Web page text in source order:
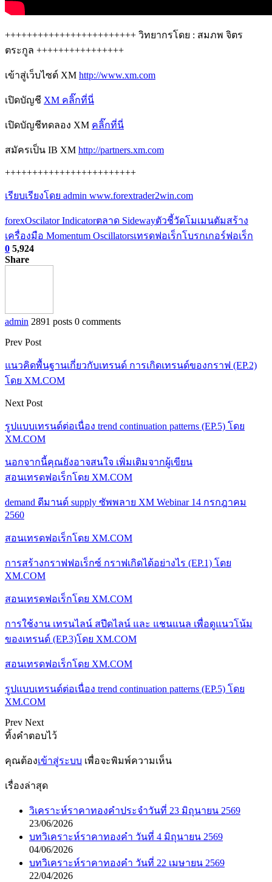
++++++++++++++++++++++++ วิทยากรโดย : สมภพ จิตร
ตระกูล ++++++++++++++++
เข้าสู่เว็บไซต์ XM http://www.xm.com
เปิดบัญชี XM คลิ๊กที่นี่
เปิดบัญชีทดลอง XM คลิ๊กที่นี่
สมัครเป็น IB XM http://partners.xm.com
++++++++++++++++++++++++
เรียบเรียงโดย admin www.forextrader2win.com
forexOscilator Indicatorตลาด Sidewayตัวชี้วัดโมเมนตัมสร้าง
เครื่องมือ Momentum Oscillatorsเทรดฟอเร็กโบรกเกอร์ฟอเร็ก
0 5,924
Share
admin 2891 posts 0 comments
Prev Post
แนวคิดพื้นฐานเกี่ยวกับเทรนด์ การเกิดเทรนด์ของกราฟ (EP.2)
โดย XM.COM
Next Post
รูปแบบเทรนด์ต่อเนื่อง trend continuation patterns (EP.5) โดย
XM.COM
นอกจากนี้คุณยังอาจสนใจ เพิ่มเติมจากผู้เขียน
สอนเทรดฟอเร็กโดย XM.COM
demand ดีมานด์ supply ซัพพลาย XM Webinar 14 กรกฎาคม
2560
สอนเทรดฟอเร็กโดย XM.COM
การสร้างกราฟฟอเร็กซ์ กราฟเกิดได้อย่างไร (EP.1) โดย
XM.COM
สอนเทรดฟอเร็กโดย XM.COM
การใช้งาน เทรนไลน์ สปีดไลน์ และ แชนแนล เพื่อดูแนวโน้ม
ของเทรนด์ (EP.3)โดย XM.COM
สอนเทรดฟอเร็กโดย XM.COM
รูปแบบเทรนด์ต่อเนื่อง trend continuation patterns (EP.5) โดย
XM.COM
Prev Next
ทิ้งคำตอบไว้
คุณต้องเข้าสู่ระบบ เพื่อจะพิมพ์ความเห็น
เรื่องล่าสุด
วิเคราะห์ราคาทองคำประจำวันที่ 23 มิถุนายน 2569
23/06/2026
บทวิเคราะห์ราคาทองคำ วันที่ 4 มิถุนายน 2569
04/06/2026
บทวิเคราะห์ราคาทองคำ วันที่ 22 เมษายน 2569
22/04/2026